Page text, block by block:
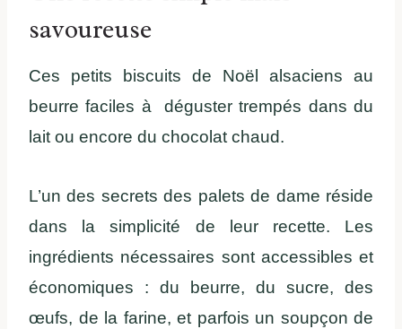
savoureuse
Ces petits biscuits de Noël alsaciens au
beurre faciles à déguster trempés dans du
lait ou encore du chocolat chaud.
L’un des secrets des palets de dame réside
dans la simplicité de leur recette. Les
ingrédients nécessaires sont accessibles et
économiques : du beurre, du sucre, des
œufs, de la farine, et parfois un soupçon de